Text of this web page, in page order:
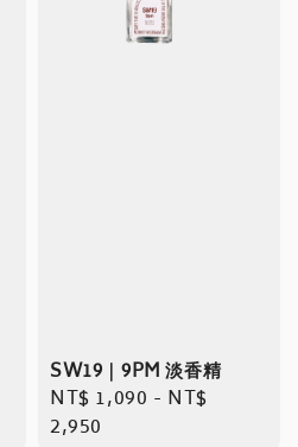
SW19｜9PM 淡香精
Regular
price
NT$ 1,090 - NT$
2,950